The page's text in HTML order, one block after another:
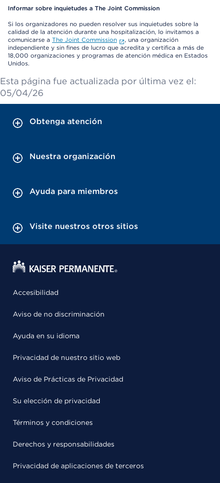
Informar sobre inquietudes a The Joint Commission
Si los organizadores no pueden resolver sus inquietudes sobre la
calidad de la atención durante una hospitalización, lo invitamos a
comunicarse a The Joint Commission
, una organización
independiente y sin fines de lucro que acredita y certifica a más de
18,000 organizaciones y programas de atención médica en Estados
Unidos.
Esta página fue actualizada por última vez el:
05/04/26
Obtenga atención
Nuestra organización
Ayuda para miembros
Visite nuestros otros sitios
Accesibilidad
Aviso de no discriminación
Ayuda en su idioma
Privacidad de nuestro sitio web
Aviso de Prácticas de Privacidad
Su elección de privacidad
Términos y condiciones
Derechos y responsabilidades
Privacidad de aplicaciones de terceros